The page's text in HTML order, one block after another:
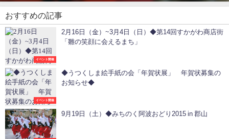
おすすめの記事
イベント開催
2月16日（金）~3月4日（日）◆第14回すかがわ商店街
「雛の笑顔に会えるまち」
イベント開催
◆うつくしま絵手紙の会「年賀状展」 年賀状募集の
お知らせ◆
9月19日（土）◆みちのく阿波おどり2015 in 郡山